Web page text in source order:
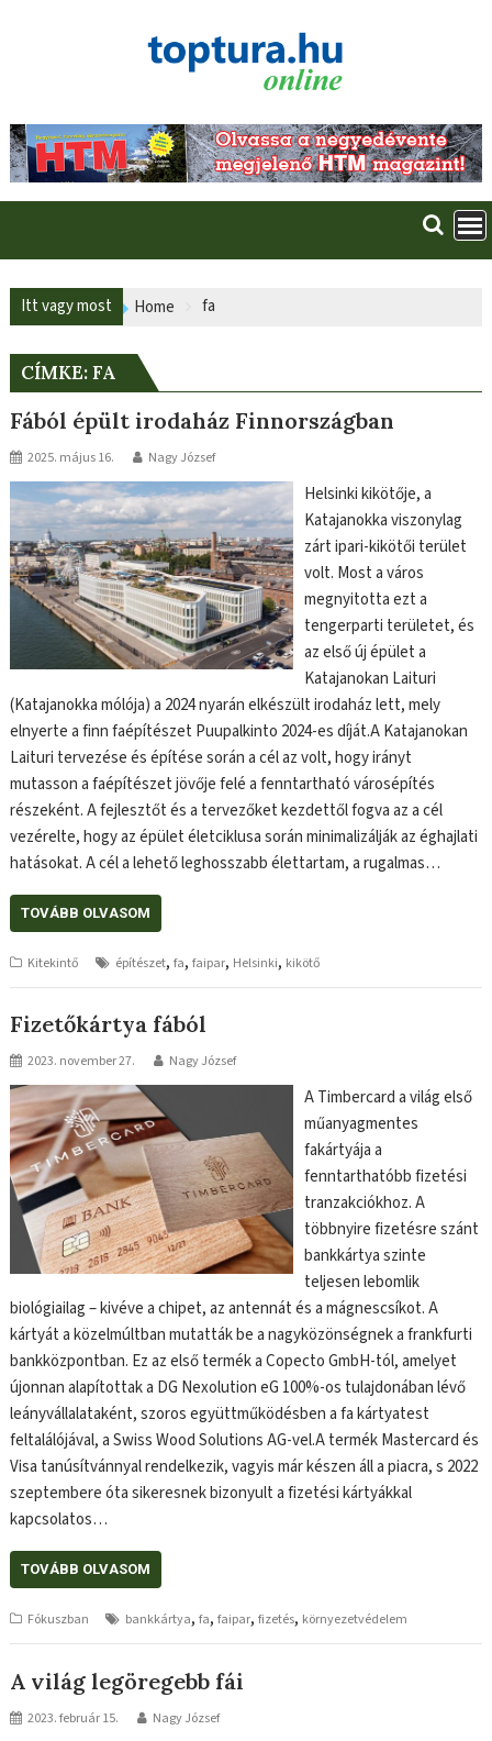
Itt vagy most Home fa
CÍMKE:FA
Fából épült irodaház Finnországban
2025. május 16. Nagy József
Helsinki kikötője, a
Katajanokka viszonylag
zárt ipari-kikötői terület
volt. Most a város
megnyitotta ezt a
tengerparti területet, és
az első új épület a
Katajanokan Laituri
(Katajanokka mólója) a 2024 nyarán elkészült irodaház lett, mely
elnyerte a finn faépítészet Puupalkinto 2024-es díját.A Katajanokan
Laituri tervezése és építése során a cél az volt, hogy irányt
mutasson a faépítészet jövője felé a fenntartható városépítés
részeként. A fejlesztőt és a tervezőket kezdettől fogva az a cél
vezérelte, hogy az épület életciklusa során minimalizálják az éghajlati
hatásokat. A cél a lehető leghosszabb élettartam, a rugalmas…
TOVÁBB OLVASOM
Kitekintő építészet,fa,faipar, Helsinki, kikötő
Fizetőkártya fából
2023. november 27. Nagy József
A Timbercard a világ első
műanyagmentes
fakártyája a
fenntarthatóbb fizetési
tranzakciókhoz. A
többnyire fizetésre szánt
bankkártya szinte
teljesen lebomlik
biológiailag – kivéve a chipet, az antennát és a mágnescsíkot. A
kártyát a közelmúltban mutatták be a nagyközönségnek a frankfurti
bankközpontban. Ez az első termék a Copecto GmbH-tól, amelyet
újonnan alapítottak a DG Nexolution eG 100%-os tulajdonában lévő
leányvállalataként, szoros együttműködésben a fa kártyatest
feltalálójával, a Swiss Wood Solutions AG-vel.A termék Mastercard és
Visa tanúsítvánnyal rendelkezik, vagyis már készen áll a piacra, s 2022
szeptembere óta sikeresnek bizonyult a fizetési kártyákkal
kapcsolatos…
TOVÁBB OLVASOM
Fókuszban bankkártya,fa,faipar,fizetés, környezetvédelem
A világ legöregebb fái
2023. február 15. Nagy József